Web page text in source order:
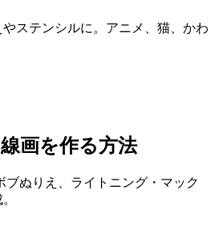
ステンシルに。アニメ、猫、かわ
画を作る方法
ブぬりえ、ライトニング・マック